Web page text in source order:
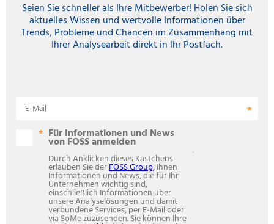
Seien Sie schneller als Ihre Mitbewerber! Holen Sie sich
aktuelles Wissen und wertvolle Informationen über
Trends, Probleme und Chancen im Zusammenhang mit
Ihrer Analysearbeit direkt in Ihr Postfach.
E-Mail
Für Informationen und News
von FOSS anmelden
Durch Anklicken dieses Kästchens
erlauben Sie derFOSS Group,Ihnen
Informationen und News, die für Ihr
Unternehmen wichtig sind,
einschließlich Informationen über
unsere Analyselösungen und damit
verbundene Services, per E-Mail oder
via SoMe zuzusenden. Sie können Ihre
.